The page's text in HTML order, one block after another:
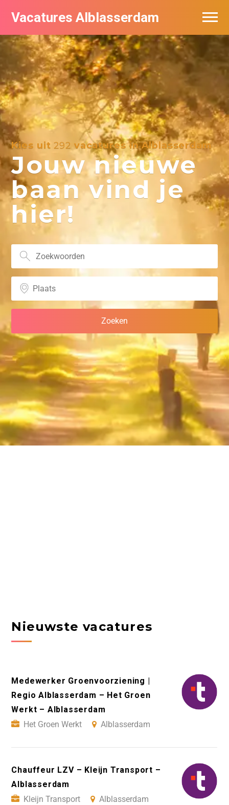
Vacatures Alblasserdam
Kies uit 292 vacatures in Alblasserdam
Jouw nieuwe
baan vind je
hier!
Nieuwste vacatures
Medewerker Groenvoorziening |
Regio Alblasserdam – Het Groen
Werkt – Alblasserdam
Het Groen Werkt
Alblasserdam
Chauffeur LZV – Kleijn Transport –
Alblasserdam
Kleijn Transport
Alblasserdam
Vacatures per bedrijf in Alblasserdam
De populairste vacatures in Alblasserdam